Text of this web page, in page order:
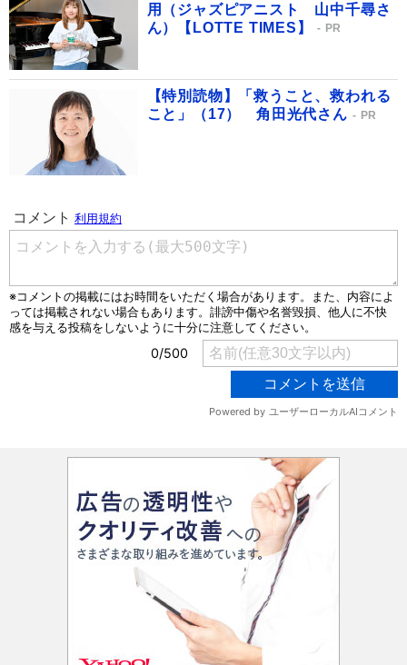
用（ジャズピアニスト 山中千尋さ
ん）【LOTTE TIMES】
PR
【特別読物】「救うこと、救われる
こと」（17） 角田光代さん
PR